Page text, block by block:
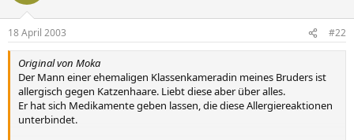
18 April 2003 #22
Original von Moka
Der Mann einer ehemaligen Klassenkameradin meines Bruders ist
allergisch gegen Katzenhaare. Liebt diese aber über alles.
Er hat sich Medikamente geben lassen, die diese Allergiereaktionen
unterbindet.